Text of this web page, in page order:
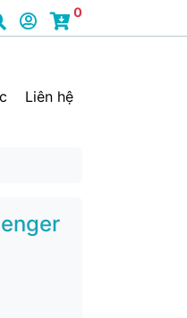
0
Liên hệ